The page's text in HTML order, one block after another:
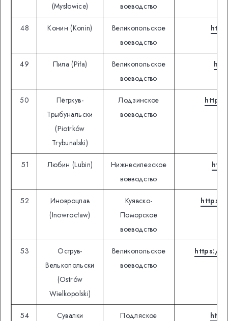
(Mysłowice)
воеводство
48 Конин (Konin)
Великопольское
воеводство
49 Пила (Piła)
Великопольское
воеводство
50
Пётркув-
Трыбунальски
(Piotrków
Trybunalski)
Лодзинское
воеводство
51 Любин (Lubin)
Нижнесилезское
воеводство
52
Иновроцлав
(Inowrocław)
Куявско-
Поморское
воеводство
53
Острув-
Велькопольски
(Ostrów
Wielkopolski)
Великопольское
воеводство
https://
54
Сувалки
Подляское